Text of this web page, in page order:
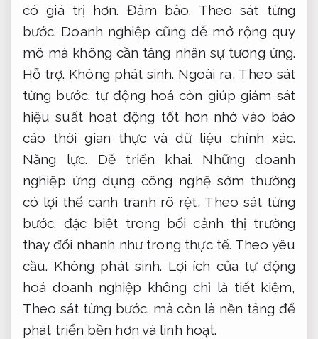
có giá trị hơn. Đảm bảo. Theo sát từng
bước. Doanh nghiệp cũng dễ mở rộng quy
mô mà không cần tăng nhân sự tương ứng.
Hỗ trợ. Không phát sinh. Ngoài ra, Theo sát
từng bước. tự động hoá còn giúp giám sát
hiệu suất hoạt động tốt hơn nhờ vào báo
cáo thời gian thực và dữ liệu chính xác.
Năng lực.
Dễ triển khai. Những doanh
nghiệp ứng dụng công nghệ sớm thường
có lợi thế cạnh tranh rõ rệt, Theo sát từng
bước. đặc biệt trong bối cảnh thị trường
thay đổi nhanh như trong thực tế. Theo yêu
cầu. Không phát sinh. Lợi ích của tự động
hoá doanh nghiệp không chỉ là tiết kiệm,
Theo sát từng bước. mà còn là nền tảng để
phát triển bền hơn và linh hoạt.